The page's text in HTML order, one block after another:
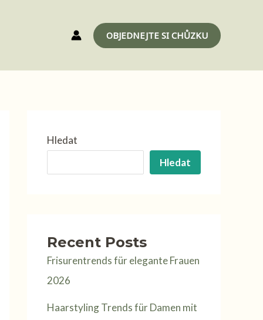
OBJEDNEJTE SI CHŮZKU
Hledat
Hledat
Recent Posts
Frisurentrends für elegante Frauen
2026
Haarstyling Trends für Damen mit